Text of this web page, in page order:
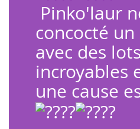
Pinko'laur
concocté
avec des lots
incroyables
une cause